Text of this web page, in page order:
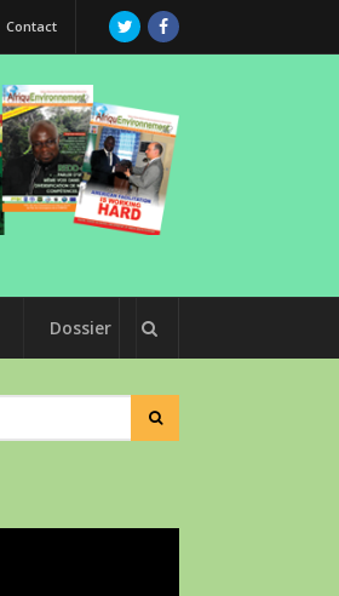
Contact
Dossier